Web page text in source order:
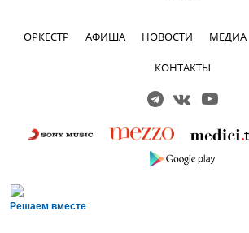
ОРКЕСТР АФИША НОВОСТИ МЕДИА
КОНТАКТЫ
Решаем вместе